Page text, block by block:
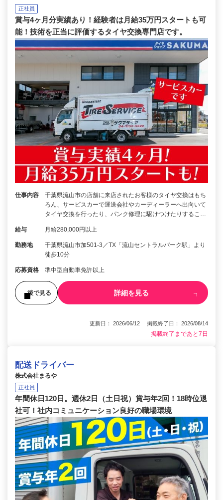
正社員
賞与4ヶ月分実績あり！経験者は月給35万円スタートも可
能！技術を正当に評価するタイヤ交換専門店です。
仕事内容
千葉県流山市の店舗に来店されたお客様のタイヤ交換はもち
ろん、サービスカーで運送会社やカーディーラーへ出向いて
タイヤ交換を行ったり、パンク修理に駆けつけたりするこ…
給与 月給280,000円以上
勤務地
千葉県流山市加501-3／TX「流山セントラルパーク駅」より
徒歩10分
応募資格 準中型自動車免許以上
後で見る 詳細を見る
更新日： 2026/06/12 掲載終了日： 2026/08/14
掲載終了まであと7日
配送ドライバー
株式会社まるや
正社員
年間休日120日。週休2日（土日祝）賞与年2回！18時位退
社可！社内コミュニケーション良好の職場環境